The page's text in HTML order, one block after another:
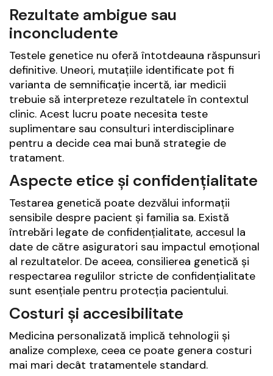
Rezultate ambigue sau
inconcludente
Testele genetice nu oferă întotdeauna răspunsuri
definitive. Uneori, mutațiile identificate pot fi
varianta de semnificație incertă, iar medicii
trebuie să interpreteze rezultatele în contextul
clinic. Acest lucru poate necesita teste
suplimentare sau consulturi interdisciplinare
pentru a decide cea mai bună strategie de
tratament.
Aspecte etice și confidențialitate
Testarea genetică poate dezvălui informații
sensibile despre pacient și familia sa. Există
întrebări legate de confidențialitate, accesul la
date de către asiguratori sau impactul emoțional
al rezultatelor. De aceea, consilierea genetică și
respectarea regulilor stricte de confidențialitate
sunt esențiale pentru protecția pacientului.
Costuri și accesibilitate
Medicina personalizată implică tehnologii și
analize complexe, ceea ce poate genera costuri
mai mari decât tratamentele standard.